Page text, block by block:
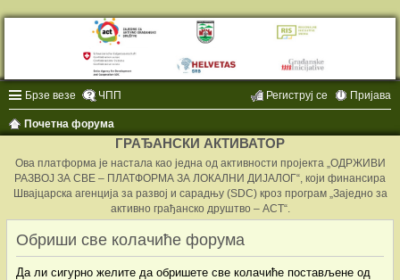
Брзе везе ЧПП Пријава
Региструј се
Почетна форума
ГРАЂАНСКИ АКТИВАТОР
Ова платформа је настала као једна од активности пројекта „ОДРЖИВИ
РАЗВОЈ ЗА СВЕ – ПЛАТФОРМА ЗА ЛОКАЛНИ ДИЈАЛОГ“, који финансира
Швајцарска агенција за развој и сарадњу (SDC) кроз програм „Заједно за
активно грађанско друштво – ACT“.
Обриши све колачиће форума
Да ли сигурно желите да обришете све колачиће постављене од